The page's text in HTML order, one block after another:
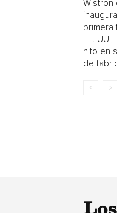
Wistron
primera
EE.
hito en
de